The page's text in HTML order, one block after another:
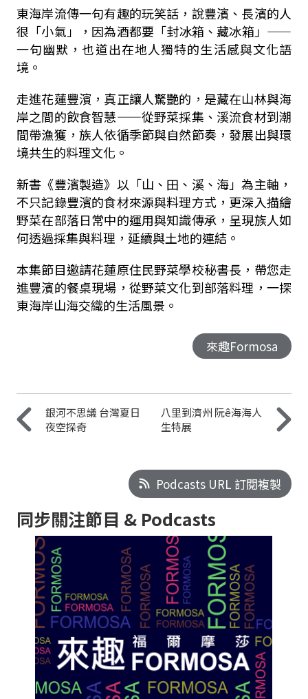
東海岸流傳一句有趣的玩笑話，說豐濱、長濱的人
很「小氣」，因為酒都要「封冰箱、藏冰箱」——
一句幽默，也道出在地人獨特的生活感與文化語
境。
走進花蓮豐濱，真正讓人驚艷的，是藏在山林與海
岸之間的飲食智慧——從野菜採集、溪流食材到潮
間帶漁獲，族人依循季節與自然節奏，發展出與環
境共生的料理文化。
新書《豐濱製造》以「山、田、溪、海」為主軸，
不只記錄豐濱的食材來源與料理方式，更深入描繪
野菜在部落日常中的運用與知識傳承，呈現族人如
何透過採集與料理，延續與土地的連結。
本集節目邀請花蓮原住民野菜學校秘書長，帶您走
進豐濱的餐桌現場，從野菜文化到部落料理，一探
東海岸山海交織的生活風景。
來趣Formosa
銀河不思議 台灣夏日
夜空探奇
八里到濟州 阮ê海海人
生特展
Podcasts URL 訂閱複製
同步關注節目 & Podcasts